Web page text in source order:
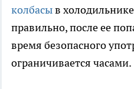
колбасыв
правильно, после ее
время безопасного
ограничивается часами.